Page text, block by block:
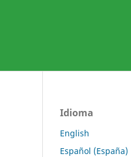
Idioma
English
Español (España)